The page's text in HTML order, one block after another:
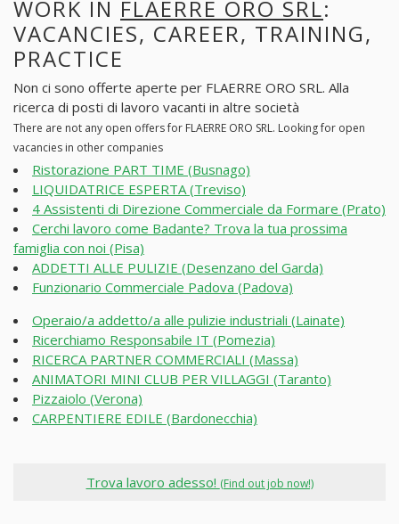
WORK IN FLAERRE ORO SRL:
VACANCIES, CAREER, TRAINING,
PRACTICE
Non ci sono offerte aperte per FLAERRE ORO SRL. Alla
ricerca di posti di lavoro vacanti in altre società
There are not any open offers for FLAERRE ORO SRL. Looking for open
vacancies in other companies
Ristorazione PART TIME (Busnago)
LIQUIDATRICE ESPERTA (Treviso)
4 Assistenti di Direzione Commerciale da Formare (Prato)
Cerchi lavoro come Badante? Trova la tua prossima
famiglia con noi (Pisa)
ADDETTI ALLE PULIZIE (Desenzano del Garda)
Funzionario Commerciale Padova (Padova)
Operaio/a addetto/a alle pulizie industriali (Lainate)
Ricerchiamo Responsabile IT (Pomezia)
RICERCA PARTNER COMMERCIALI (Massa)
ANIMATORI MINI CLUB PER VILLAGGI (Taranto)
Pizzaiolo (Verona)
CARPENTIERE EDILE (Bardonecchia)
Trova lavoro adesso! (Find out job now!)